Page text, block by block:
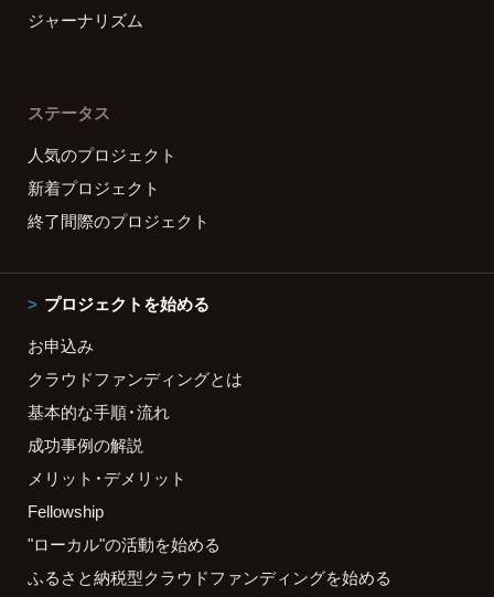
ジャーナリズム
ステータス
人気のプロジェクト
新着プロジェクト
終了間際のプロジェクト
プロジェクトを始める
お申込み
クラウドファンディングとは
基本的な手順・流れ
成功事例の解説
メリット・デメリット
Fellowship
"ローカル"の活動を始める
ふるさと納税型クラウドファンディングを始める